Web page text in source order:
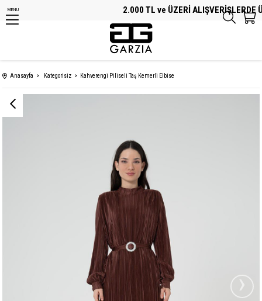
2.000 TL ve ÜZERİ ALIŞVERİŞLERDE
MENU
Anasayfa Kategorisiz Kahverengi Piliseli Taş Kemerli Elbise
›